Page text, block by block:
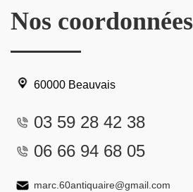
Nos coordonnées
60000 Beauvais
03 59 28 42 38
06 66 94 68 05
marc.60antiquaire@gmail.com